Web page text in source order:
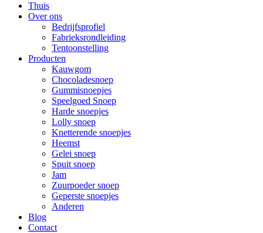
Thuis
Over ons
Bedrijfsprofiel
Fabrieksrondleiding
Tentoonstelling
Producten
Kauwgom
Chocoladesnoep
Gummisnoepjes
Speelgoed Snoep
Harde snoepjes
Lolly snoep
Knetterende snoepjes
Heemst
Gelei snoep
Spuit snoep
Jam
Zuurpoeder snoep
Geperste snoepjes
Anderen
Blog
Contact